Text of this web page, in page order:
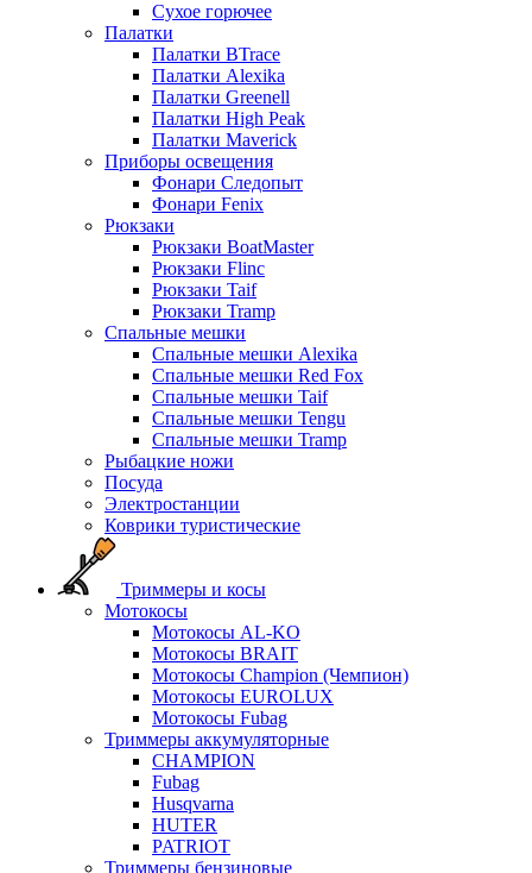
Сухое горючее
Палатки
Палатки BTrace
Палатки Alexika
Палатки Greenell
Палатки High Peak
Палатки Maverick
Приборы освещения
Фонари Следопыт
Фонари Fenix
Рюкзаки
Рюкзаки BoatMaster
Рюкзаки Flinc
Рюкзаки Taif
Рюкзаки Tramp
Спальные мешки
Спальные мешки Alexika
Спальные мешки Red Fox
Спальные мешки Taif
Спальные мешки Tengu
Спальные мешки Tramp
Рыбацкие ножи
Посуда
Электростанции
Коврики туристические
Триммеры и косы
Мотокосы
Мотокосы AL-KO
Мотокосы BRAIT
Мотокосы Champion (Чемпион)
Мотокосы EUROLUX
Мотокосы Fubag
Триммеры аккумуляторные
CHAMPION
Fubag
Husqvarna
HUTER
PATRIOT
Триммеры бензиновые